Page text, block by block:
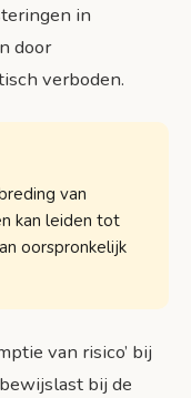
in
door
verboden.
van
kan leiden tot
oorspronkelijk
van risico’ bij
bij de